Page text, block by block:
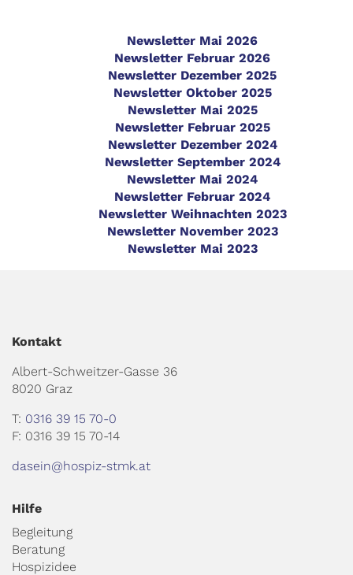
Newsletter Mai 2026
Newsletter Februar 2026
Newsletter Dezember 2025
Newsletter Oktober 2025
Newsletter Mai 2025
Newsletter Februar 2025
Newsletter Dezember 2024
Newsletter September 2024
Newsletter Mai 2024
Newsletter Februar 2024
Newsletter Weihnachten 2023
Newsletter November 2023
Newsletter Mai 2023
Kontakt
Albert-Schweitzer-Gasse 36
8020 Graz
T: 0316 39 15 70-0
F: 0316 39 15 70-14
dasein@hospiz-stmk.at
Hilfe
Begleitung
Beratung
Hospizidee